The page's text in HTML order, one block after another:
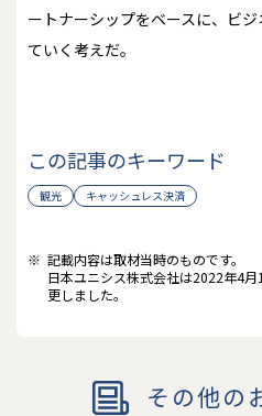
ートナーシップをベースに、ビ
ていく考えだ。
この記事のキーワード
観光 キャッシュレス決済
※ 記載内容は取材当時のものです。
日本ユニシス株式会社は2022年4
更しました。
その他の